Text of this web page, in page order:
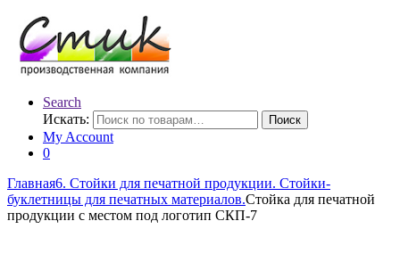
Search
Искать:
Поиск
My Account
0
Главная6. Стойки для печатной продукции. Стойки-
буклетницы для печатных материалов.Стойка для печатной
продукции с местом под логотип СКП-7